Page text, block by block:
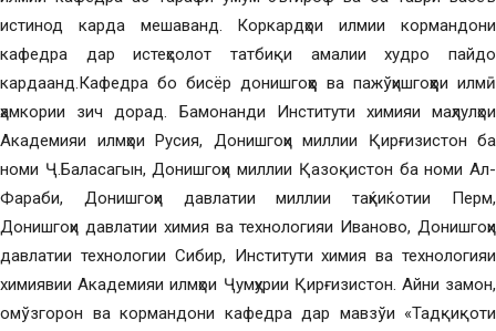
истинод карда мешаванд. Коркардҳои илмии кормандони
кафедра дар истеҳсолот татбиқи амалии худро пайдо
кардаанд.Кафедра бо бисёр донишгоҳҳо ва пажўҳишгоҳҳои илмӣ
ҳамкории зич дорад. Бамонанди Институти химияи маҳлулҳои
Академияи илмҳои Русия, Донишгоҳи миллии Қирғизистон ба
номи Ҷ.Баласагын, Донишгоҳи миллии Қазоқистон ба номи Ал-
Фараби, Донишгоҳи давлатии миллии таҳќиќотии Перм,
Донишгоҳи давлатии химия ва технологияи Иваново, Донишгоҳи
давлатии технологии Сибир, Институти химия ва технологияи
химиявии Академияи илмҳои Ҷумҳурии Қирғизистон. Айни замон,
омўзгорон ва кормандони кафедра дар мавзўи «Тадқиқоти